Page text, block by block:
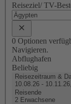
Reiseziel/ TV-
0 Optionen
Navigieren.
Abflughafen
Beliebig
Reisezeitraum &
10.08.26 -
Reisende
2 Erwachsene